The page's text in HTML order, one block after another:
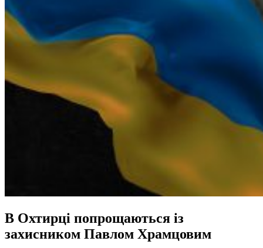
В Охтирці попрощаються із
захисником Павлом Храмцовим